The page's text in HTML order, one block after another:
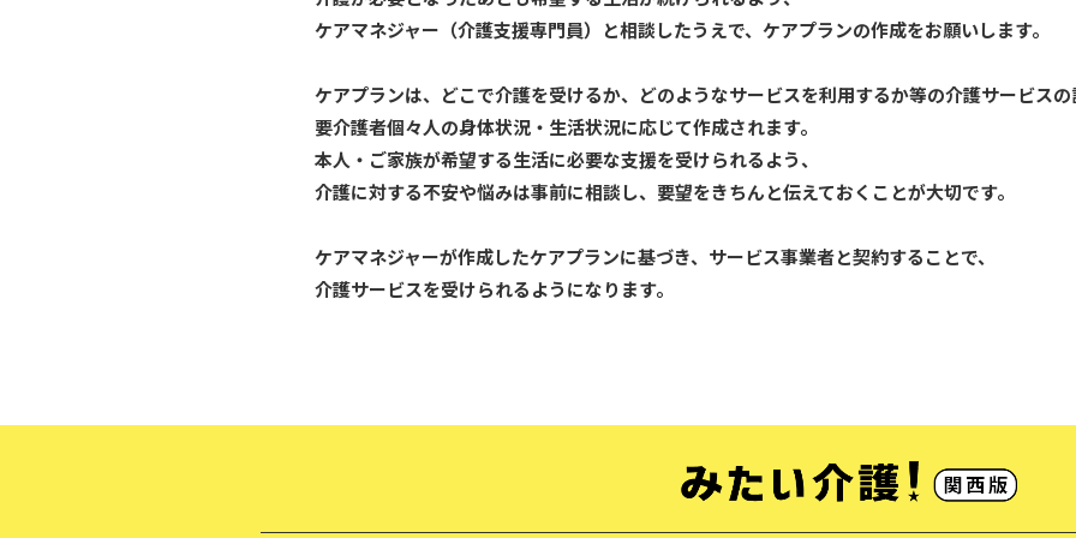
ケアマネジャー（介護支援専門員）と相談したうえで、ケアプランの作成をお願いします。
ケアプランは、どこで介護を受けるか、どのようなサービスを利用するか等の介護サービス
要介護者個々人の身体状況・生活状況に応じて作成されます。
本人・ご家族が希望する生活に必要な支援を受けられるよう、
介護に対する不安や悩みは事前に相談し、要望をきちんと伝えておくことが大切です。
ケアマネジャーが作成したケアプランに基づき、サービス事業者と契約することで、
介護サービスを受けられるようになります。